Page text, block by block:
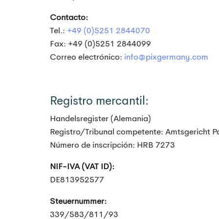
Contacto:
Tel.: +49 (0)5251 2844070
Fax: +49 (0)5251 2844099
Correo electrónico: info@pixgermany.com
Registro mercantil:
Handelsregister (Alemania)
Registro/Tribunal competente: Amtsgericht
Número de inscripción: HRB 7273
NIF-IVA (VAT ID):
DE813952577
Steuernummer:
339/583/811/93